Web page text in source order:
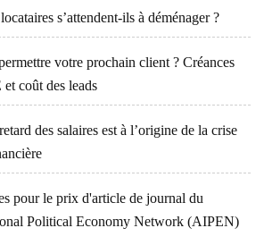
s’attendent-ils à déménager ?
votre prochain client ? Créances
coût des leads
des salaires est à l’origine de la crise
pour le prix d'article de journal du
Political Economy Network (AIPEN)